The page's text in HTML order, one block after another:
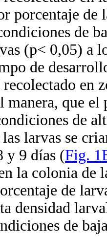
porcentaje de
de
(p< 0,05) a
de
en
manera, que el
de
larvas se
y 9 días (Fig.
la colonia de
de
densidad
de